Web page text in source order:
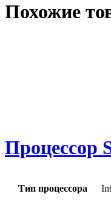
Похожие
Процессор
Тип процессора